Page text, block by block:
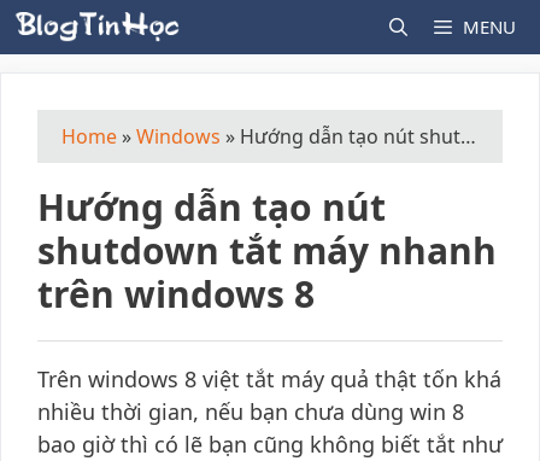
Skip
to
MENU
Home »Windows » Hướng dẫn tạo nút shutdown tắt máy nhanh trên windows 8
Hướng dẫn tạo nút
shutdown tắt máy nhanh
trên windows 8
Trên windows 8 việt tắt máy quả thật tốn khá
nhiều thời gian, nếu bạn chưa dùng win 8
bao giờ thì có lẽ bạn cũng không biết tắt như